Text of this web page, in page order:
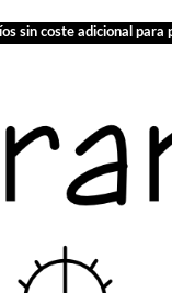
sin coste adicional